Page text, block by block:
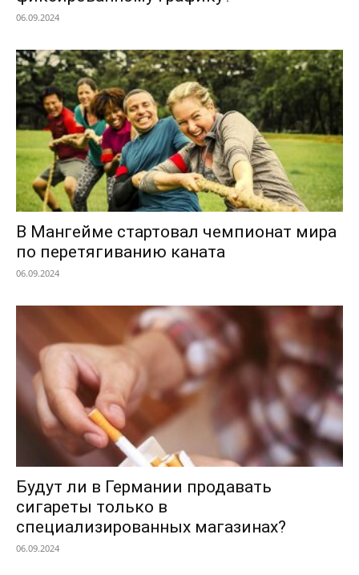
06.09.2024
В Мангейме стартовал чемпионат мира
по перетягиванию каната
06.09.2024
Будут ли в Германии продавать
сигареты только в
специализированных магазинах?
06.09.2024